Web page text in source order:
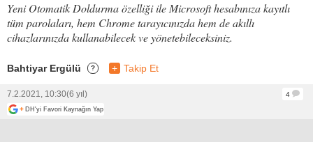
Yeni Otomatik Doldurma özelliği ile Microsoft hesabınıza kayıtlı
tüm parolaları, hem Chrome tarayıcınızda hem de akıllı
cihazlarınızda kullanabilecek ve yönetebileceksiniz.
Bahtiyar Ergülü ? + Takip Et
7.2.2021, 10:30(6 yıl)
4
+ DH'yi Favori Kaynağın Yap